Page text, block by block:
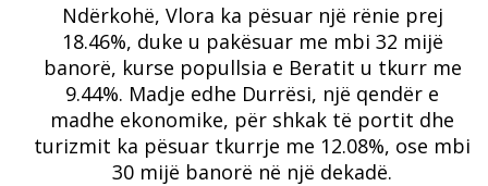
Ndërkohë, Vlora ka pësuar një rënie prej
18.46%, duke u pakësuar me mbi 32 mijë
banorë, kurse popullsia e Beratit u tkurr me
9.44%. Madje edhe Durrësi, një qendër e
madhe ekonomike, për shkak të portit dhe
turizmit ka pësuar tkurrje me 12.08%, ose mbi
30 mijë banorë në një dekadë.